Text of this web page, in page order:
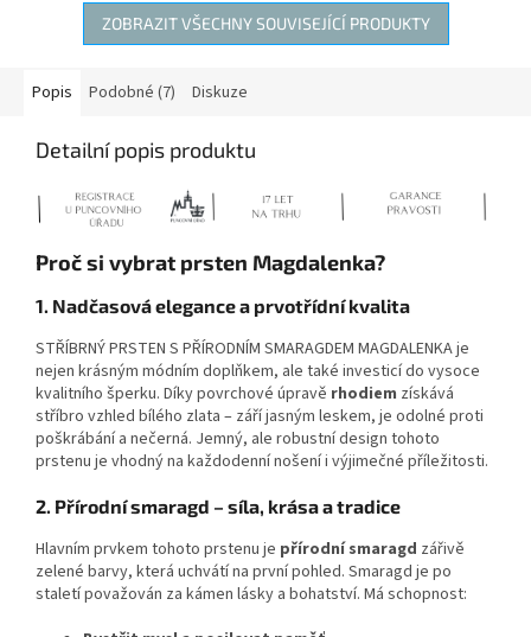
ZOBRAZIT VŠECHNY SOUVISEJÍCÍ PRODUKTY
Popis Podobné (7) Diskuze
Detailní popis produktu
Proč si vybrat prsten Magdalenka?
1. Nadčasová elegance a prvotřídní kvalita
STŘÍBRNÝ PRSTEN S PŘÍRODNÍM SMARAGDEM MAGDALENKA je
nejen krásným módním doplňkem, ale také investicí do vysoce
kvalitního šperku. Díky povrchové úpravě rhodiem získává
stříbro vzhled bílého zlata – září jasným leskem, je odolné proti
poškrábání a nečerná. Jemný, ale robustní design tohoto
prstenu je vhodný na každodenní nošení i výjimečné příležitosti.
2. Přírodní smaragd – síla, krása a tradice
Hlavním prvkem tohoto prstenu je přírodní smaragd zářivě
zelené barvy, která uchvátí na první pohled. Smaragd je po
staletí považován za kámen lásky a bohatství. Má schopnost: